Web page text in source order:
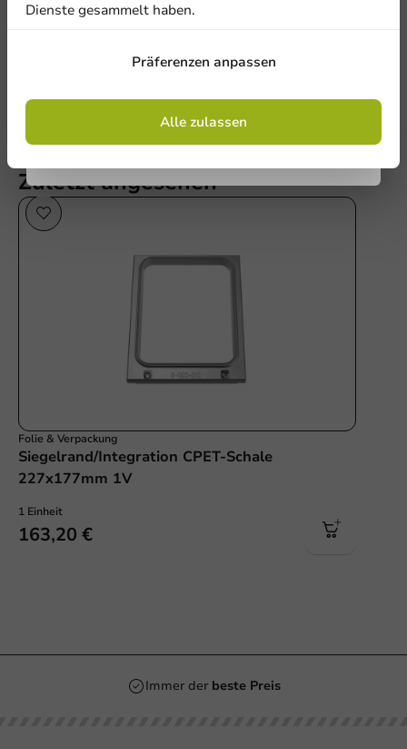
Zuletzt angesehen
Folie & Verpackung
Siegelrand/Integration CPET-Schale
227x177mm 1V
1 Einheit
163,20 €
Immer der beste Preis
Dienste gesammelt haben.
Präferenzen anpassen
Alle zulassen
denAllgemeinen Geschäftsbedingungen
einverstanden
Datenschutzrichtlinie.